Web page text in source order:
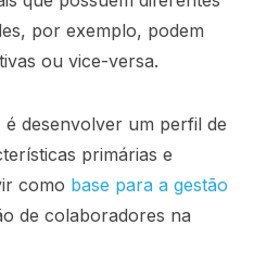
por exemplo, podem
ou vice-versa.
desenvolver um perfil de
primárias e
como base para a gestão
de colaboradores na